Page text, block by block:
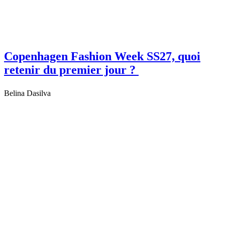
Copenhagen Fashion Week SS27, quoi
retenir du premier jour ?
Belina Dasilva